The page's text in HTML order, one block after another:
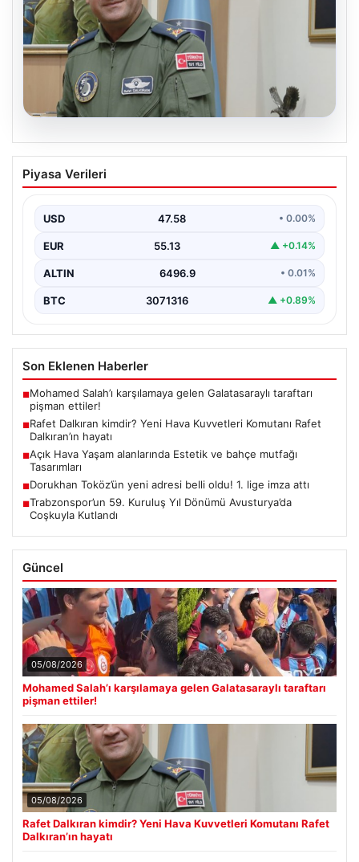
Rafet Dalkıran kimdir? Yeni Hava
Kuvvetleri Komutanı Rafet Dalkıran’ın
Piyasa Verileri
USD 47.58 • 0.00%
EUR 55.13 ▲ +0.14%
ALTIN 6496.9 • 0.01%
BTC 3071316 ▲ +0.89%
Son Eklenen Haberler
■Mohamed Salah’ı karşılamaya gelen Galatasaraylı taraftarı
pişman ettiler!
■Rafet Dalkıran kimdir? Yeni Hava Kuvvetleri Komutanı Rafet
Dalkıran’ın hayatı
■Açık Hava Yaşam alanlarında Estetik ve bahçe mutfağı
Tasarımları
■Dorukhan Toköz’ün yeni adresi belli oldu! 1. lige imza attı
■Trabzonspor’un 59. Kuruluş Yıl Dönümü Avusturya’da
Coşkuyla Kutlandı
Güncel
05/08/2026
Mohamed Salah’ı karşılamaya gelen Galatasaraylı taraftarı
pişman ettiler!
05/08/2026
Rafet Dalkıran kimdir? Yeni Hava Kuvvetleri Komutanı Rafet
Dalkıran’ın hayatı